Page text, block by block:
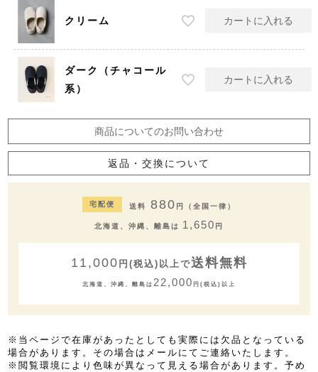
クリーム カートに入れる
ダーク（チャコール
系）
カートに入れる
商品についてのお問い合わせ
返品・交換について
宅配便 送料 880 円（全国一律）
北海道、沖縄、離島は 1,650 円
11,000 円(税込)以上で送料無料
北海道、沖縄、離島は 22,000 円(税込)以上
※当ページで在庫があったとしても実際には欠品となっている
場合があります。その場合はメールにてご連絡いたします。
※閲覧環境により色味が異なって見える場合があります。予め